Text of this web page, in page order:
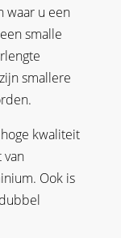
waar u een
smalle
smallere
kwaliteit
van
Ook is